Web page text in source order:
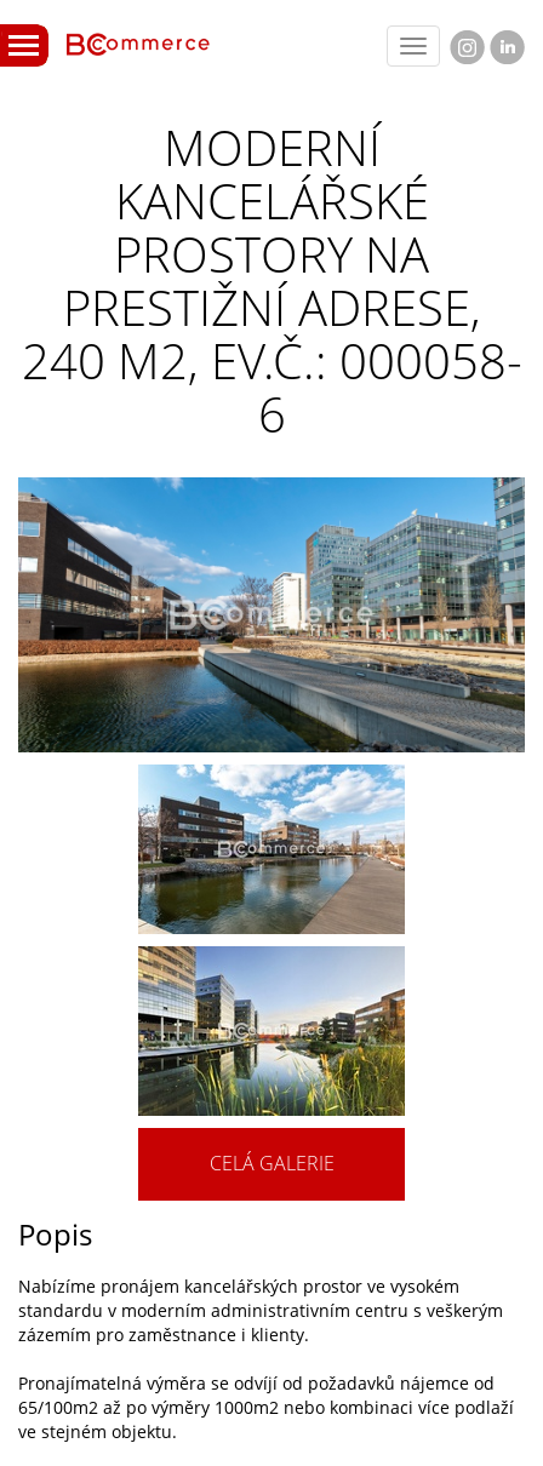
Toggle
navigation
MODERNÍ
KANCELÁŘSKÉ
PROSTORY NA
PRESTIŽNÍ ADRESE,
240 M2, EV.Č.: 000058-
6
CELÁ GALERIE
Popis
Nabízíme pronájem kancelářských prostor ve vysokém
standardu v moderním administrativním centru s veškerým
zázemím pro zaměstnance i klienty.
Pronajímatelná výměra se odvíjí od požadavků nájemce od
65/100m2 až po výměry 1000m2 nebo kombinaci více podlaží
ve stejném objektu.